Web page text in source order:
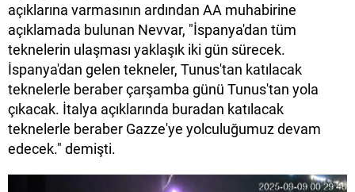
açıklarına varmasının ardından AA muhabirine
açıklamada bulunan Nevvar, "İspanya'dan tüm
teknelerin ulaşması yaklaşık iki gün sürecek.
İspanya'dan gelen tekneler, Tunus'tan katılacak
teknelerle beraber çarşamba günü Tunus'tan yola
çıkacak. İtalya açıklarında buradan katılacak
teknelerle beraber Gazze'ye yolculuğumuz devam
edecek." demişti.